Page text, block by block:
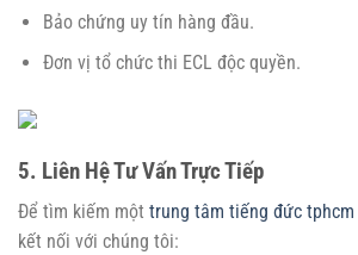
Bảo chứng uy tín hàng đầu.
Đơn vị tổ chức thi ECL độc quyền.
5. Liên Hệ Tư Vấn Trực Tiếp
Để tìm kiếm một trung tâm tiếng đức tphcm
kết nối với chúng tôi: